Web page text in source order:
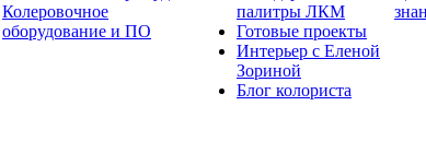
Колеровочное
оборудование и ПО
палитры ЛКМ
Готовые проекты
Интерьер с Еленой
Зориной
Блог колориста